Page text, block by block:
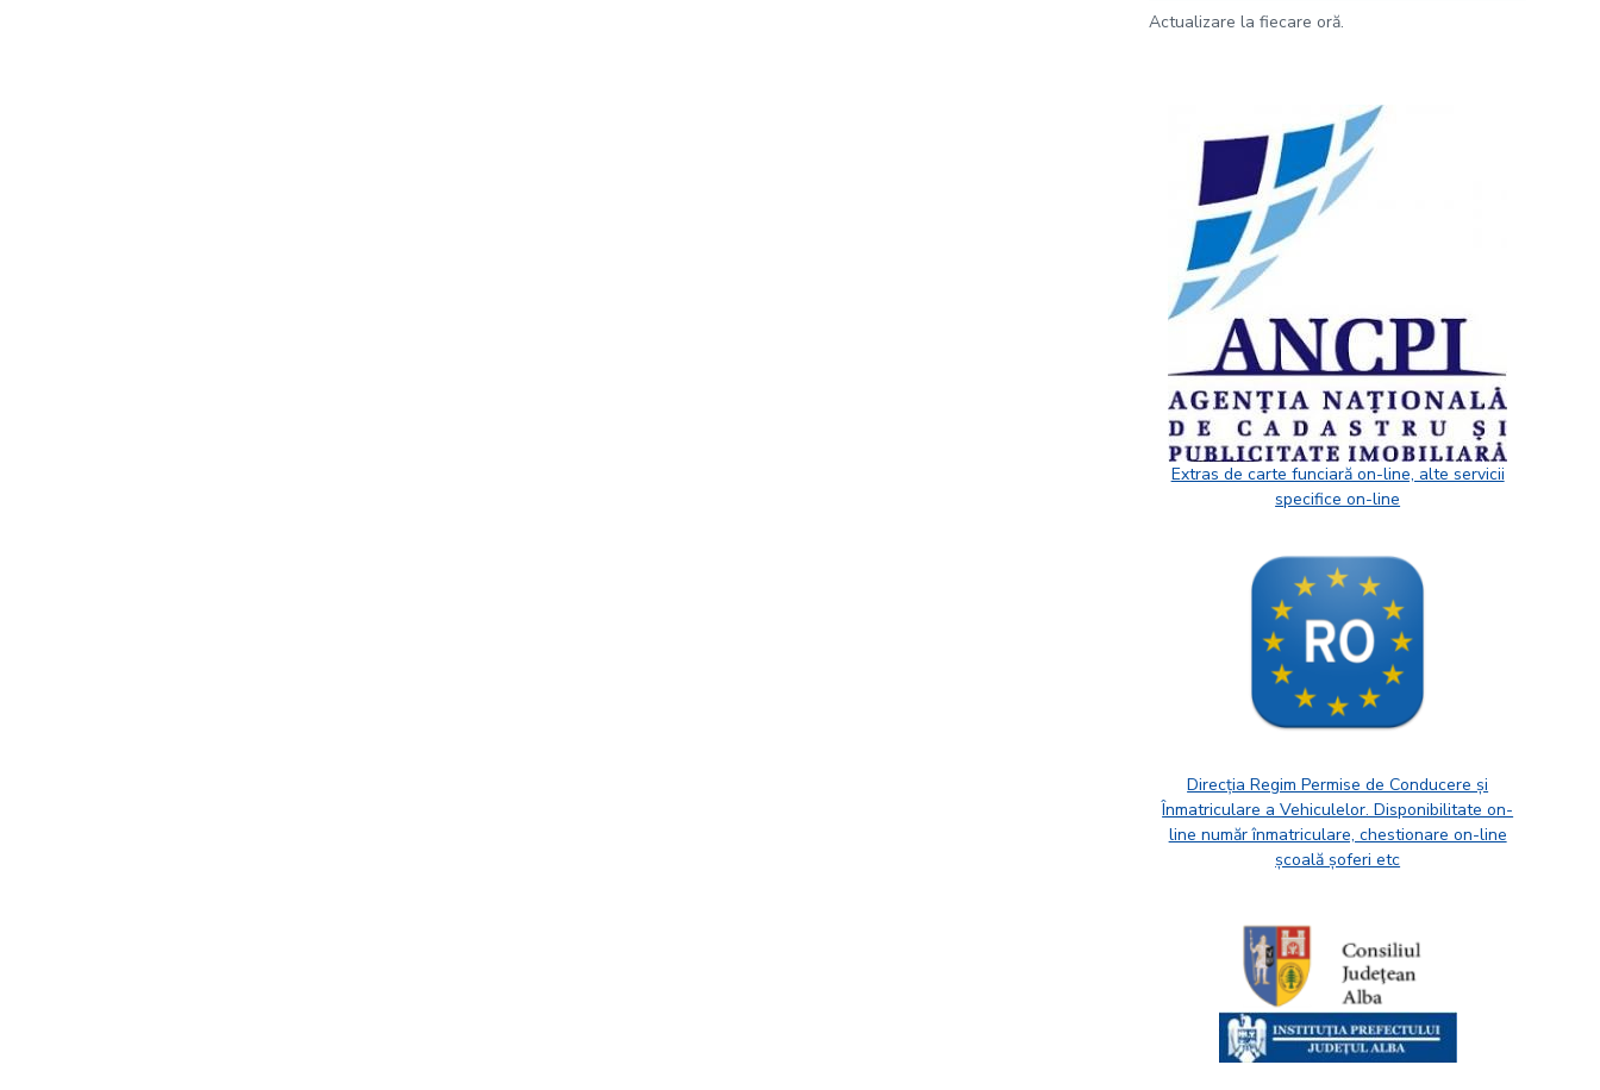
Actualizare la fiecare oră.
Extras de carte funciară on-line, alte servicii
specifice on-line
Direcția Regim Permise de Conducere și
Înmatriculare a Vehiculelor. Disponibilitate on-
line număr înmatriculare, chestionare on-line
școală șoferi etc